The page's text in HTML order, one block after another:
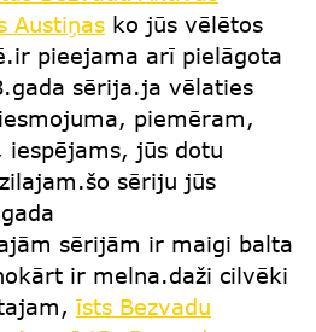
Austiņas ko jūs vēlētos
pieejama arī pielāgota
sērija.ja vēlaties
piemēram,
jūs dotu
sēriju jūs
sērijām ir maigi balta
ir melna.daži cilvēki
īsts Bezvadu